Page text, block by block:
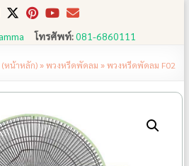
โทรศัพท์:081-6860111
หน้าหลัก)»พวงหรีดพัดลม »พวงหรีดพัดลม F02